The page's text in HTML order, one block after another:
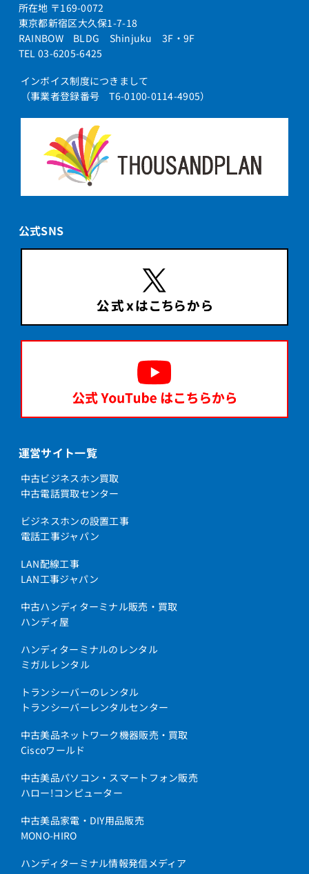
所在地 〒169-0072
東京都新宿区大久保1-7-18
RAINBOW BLDG Shinjuku 3F・9F
TEL 03-6205-6425
インボイス制度につきまして
（事業者登録番号 T6-0100-0114-4905）
公式SNS
運営サイト一覧
中古ビジネスホン買取
中古電話買取センター
ビジネスホンの設置工事
電話工事ジャパン
LAN配線工事
LAN工事ジャパン
中古ハンディターミナル販売・買取
ハンディ屋
ハンディターミナルのレンタル
ミガルレンタル
トランシーバーのレンタル
トランシーバーレンタルセンター
中古美品ネットワーク機器販売・買取
Ciscoワールド
中古美品パソコン・スマートフォン販売
ハロー!コンピューター
中古美品家電・DIY用品販売
MONO-HIRO
ハンディターミナル情報発信メディア